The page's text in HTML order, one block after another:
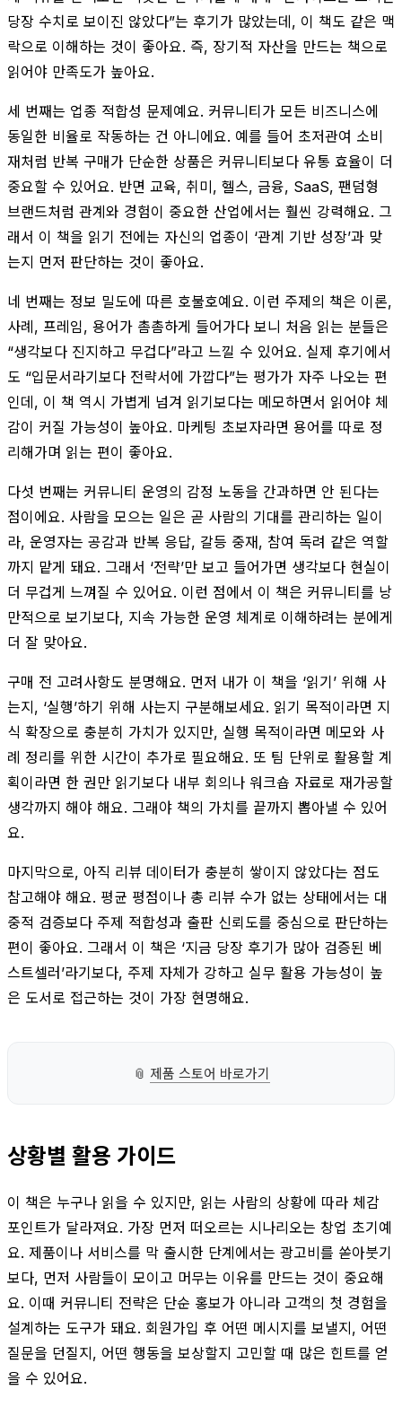
당장 수치로 보이진 않았다”는 후기가 많았는데, 이 책도 같은 맥
락으로 이해하는 것이 좋아요. 즉, 장기적 자산을 만드는 책으로
읽어야 만족도가 높아요.
세 번째는 업종 적합성 문제예요. 커뮤니티가 모든 비즈니스에
동일한 비율로 작동하는 건 아니에요. 예를 들어 초저관여 소비
재처럼 반복 구매가 단순한 상품은 커뮤니티보다 유통 효율이 더
중요할 수 있어요. 반면 교육, 취미, 헬스, 금융, SaaS, 팬덤형
브랜드처럼 관계와 경험이 중요한 산업에서는 훨씬 강력해요. 그
래서 이 책을 읽기 전에는 자신의 업종이 ‘관계 기반 성장’과 맞
는지 먼저 판단하는 것이 좋아요.
네 번째는 정보 밀도에 따른 호불호예요. 이런 주제의 책은 이론,
사례, 프레임, 용어가 촘촘하게 들어가다 보니 처음 읽는 분들은
“생각보다 진지하고 무겁다”라고 느낄 수 있어요. 실제 후기에서
도 “입문서라기보다 전략서에 가깝다”는 평가가 자주 나오는 편
인데, 이 책 역시 가볍게 넘겨 읽기보다는 메모하면서 읽어야 체
감이 커질 가능성이 높아요. 마케팅 초보자라면 용어를 따로 정
리해가며 읽는 편이 좋아요.
다섯 번째는 커뮤니티 운영의 감정 노동을 간과하면 안 된다는
점이에요. 사람을 모으는 일은 곧 사람의 기대를 관리하는 일이
라, 운영자는 공감과 반복 응답, 갈등 중재, 참여 독려 같은 역할
까지 맡게 돼요. 그래서 ‘전략’만 보고 들어가면 생각보다 현실이
더 무겁게 느껴질 수 있어요. 이런 점에서 이 책은 커뮤니티를 낭
만적으로 보기보다, 지속 가능한 운영 체계로 이해하려는 분에게
더 잘 맞아요.
구매 전 고려사항도 분명해요. 먼저 내가 이 책을 ‘읽기’ 위해 사
는지, ‘실행’하기 위해 사는지 구분해보세요. 읽기 목적이라면 지
식 확장으로 충분히 가치가 있지만, 실행 목적이라면 메모와 사
례 정리를 위한 시간이 추가로 필요해요. 또 팀 단위로 활용할 계
획이라면 한 권만 읽기보다 내부 회의나 워크숍 자료로 재가공할
생각까지 해야 해요. 그래야 책의 가치를 끝까지 뽑아낼 수 있어
요.
마지막으로, 아직 리뷰 데이터가 충분히 쌓이지 않았다는 점도
참고해야 해요. 평균 평점이나 총 리뷰 수가 없는 상태에서는 대
중적 검증보다 주제 적합성과 출판 신뢰도를 중심으로 판단하는
편이 좋아요. 그래서 이 책은 ‘지금 당장 후기가 많아 검증된 베
스트셀러’라기보다, 주제 자체가 강하고 실무 활용 가능성이 높
은 도서로 접근하는 것이 가장 현명해요.
📎 제품 스토어 바로가기
상황별 활용 가이드
이 책은 누구나 읽을 수 있지만, 읽는 사람의 상황에 따라 체감
포인트가 달라져요. 가장 먼저 떠오르는 시나리오는 창업 초기예
요. 제품이나 서비스를 막 출시한 단계에서는 광고비를 쏟아붓기
보다, 먼저 사람들이 모이고 머무는 이유를 만드는 것이 중요해
요. 이때 커뮤니티 전략은 단순 홍보가 아니라 고객의 첫 경험을
설계하는 도구가 돼요. 회원가입 후 어떤 메시지를 보낼지, 어떤
질문을 던질지, 어떤 행동을 보상할지 고민할 때 많은 힌트를 얻
을 수 있어요.